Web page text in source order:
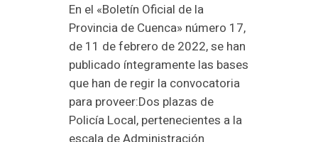
En el «Boletín Oficial de la
Provincia de Cuenca» número 17,
de 11 de febrero de 2022, se han
publicado íntegramente las bases
que han de regir la convocatoria
para proveer:Dos plazas de
Policía Local, pertenecientes a la